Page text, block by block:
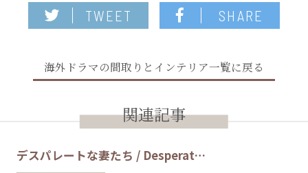
TWEET SHARE
海外ドラマの間取りとインテリア一覧に戻る
関連記事
デスパレートな妻たち / Desperat…